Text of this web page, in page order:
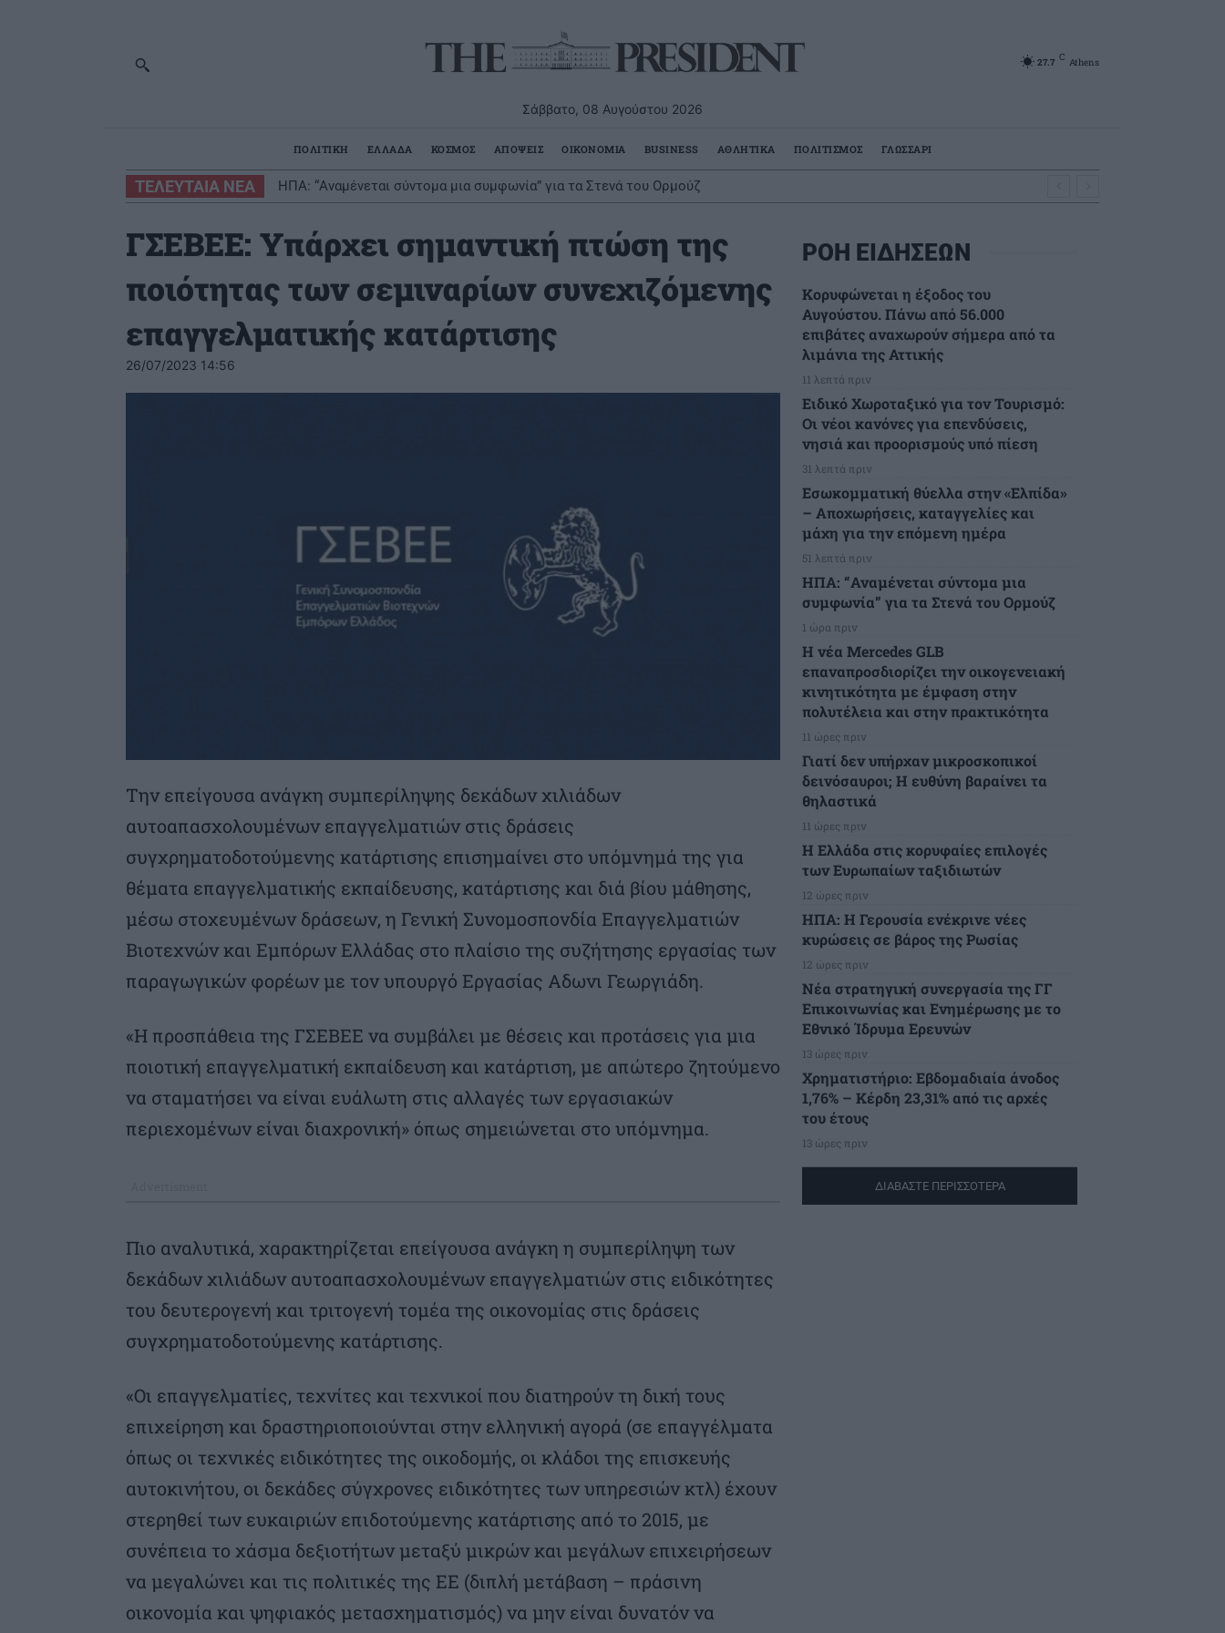
Σάββατο, 08 Αυγούστου 2026
27.7 C Athens
ΠΟΛΙΤΙΚΗ ΕΛΛΑΔΑ ΚΟΣΜΟΣ ΑΠΟΨΕΙΣ ΟΙΚΟΝΟΜΙΑ BUSINESS ΑΘΛΗΤΙΚΑ ΠΟΛΙΤΙΣΜΟΣ ΓΛΩΣΣΑΡΙ
ΤΕΛΕΥΤΑΙΑ ΝΕΑ ΗΠΑ: “Αναμένεται σύντομα μια συμφωνία” για τα Στενά του Ορμούζ
ΓΣΕΒΕΕ: Υπάρχει σημαντική πτώση της
ποιότητας των σεμιναρίων συνεχιζόμενης
επαγγελματικής κατάρτισης
26/07/2023 14:56
Την επείγουσα ανάγκη συμπερίληψης δεκάδων χιλιάδων
αυτοαπασχολουμένων επαγγελματιών στις δράσεις
συγχρηματοδοτούμενης κατάρτισης επισημαίνει στο υπόμνημά της για
θέματα επαγγελματικής εκπαίδευσης, κατάρτισης και διά βίου μάθησης,
μέσω στοχευμένων δράσεων, η Γενική Συνομοσπονδία Επαγγελματιών
Βιοτεχνών και Εμπόρων Ελλάδας στο πλαίσιο της συζήτησης εργασίας των
παραγωγικών φορέων με τον υπουργό Εργασίας Αδωνι Γεωργιάδη.
«Η προσπάθεια της ΓΣΕΒΕΕ να συμβάλει με θέσεις και προτάσεις για μια
ποιοτική επαγγελματική εκπαίδευση και κατάρτιση, με απώτερο ζητούμενο
να σταματήσει να είναι ευάλωτη στις αλλαγές των εργασιακών
περιεχομένων είναι διαχρονική» όπως σημειώνεται στο υπόμνημα.
Πιο αναλυτικά, χαρακτηρίζεται επείγουσα ανάγκη η συμπερίληψη των
δεκάδων χιλιάδων αυτοαπασχολουμένων επαγγελματιών στις ειδικότητες
του δευτερογενή και τριτογενή τομέα της οικονομίας στις δράσεις
συγχρηματοδοτούμενης κατάρτισης.
«Οι επαγγελματίες, τεχνίτες και τεχνικοί που διατηρούν τη δική τους
επιχείρηση και δραστηριοποιούνται στην ελληνική αγορά (σε επαγγέλματα
όπως οι τεχνικές ειδικότητες της οικοδομής, οι κλάδοι της επισκευής
αυτοκινήτου, οι δεκάδες σύγχρονες ειδικότητες των υπηρεσιών κτλ) έχουν
στερηθεί των ευκαιριών επιδοτούμενης κατάρτισης από το 2015, με
συνέπεια το χάσμα δεξιοτήτων μεταξύ μικρών και μεγάλων επιχειρήσεων
να μεγαλώνει και τις πολιτικές της ΕΕ (διπλή μετάβαση – πράσινη
οικονομία και ψηφιακός μετασχηματισμός) να μην είναι δυνατόν να
ΡΟΗ ΕΙΔΗΣΕΩΝ
Κορυφώνεται η έξοδος του
Αυγούστου. Πάνω από 56.000
επιβάτες αναχωρούν σήμερα από τα
λιμάνια της Αττικής
11 λεπτά πριν
Ειδικό Χωροταξικό για τον Τουρισμό:
Οι νέοι κανόνες για επενδύσεις,
νησιά και προορισμούς υπό πίεση
31 λεπτά πριν
Εσωκομματική θύελλα στην «Ελπίδα»
– Αποχωρήσεις, καταγγελίες και
μάχη για την επόμενη ημέρα
51 λεπτά πριν
ΗΠΑ: “Αναμένεται σύντομα μια
συμφωνία” για τα Στενά του Ορμούζ
1 ώρα πριν
Η νέα Mercedes GLB
επαναπροσδιορίζει την οικογενειακή
κινητικότητα με έμφαση στην
πολυτέλεια και στην πρακτικότητα
11 ώρες πριν
Γιατί δεν υπήρχαν μικροσκοπικοί
δεινόσαυροι; Η ευθύνη βαραίνει τα
θηλαστικά
11 ώρες πριν
Η Ελλάδα στις κορυφαίες επιλογές
των Ευρωπαίων ταξιδιωτών
12 ώρες πριν
ΗΠΑ: Η Γερουσία ενέκρινε νέες
κυρώσεις σε βάρος της Ρωσίας
12 ώρες πριν
Νέα στρατηγική συνεργασία της ΓΓ
Επικοινωνίας και Ενημέρωσης με το
Εθνικό Ίδρυμα Ερευνών
13 ώρες πριν
Χρηματιστήριο: Εβδομαδιαία άνοδος
1,76% – Κέρδη 23,31% από τις αρχές
του έτους
13 ώρες πριν
ΔΙΑΒΑΣΤΕ ΠΕΡΙΣΣΟΤΕΡΑ